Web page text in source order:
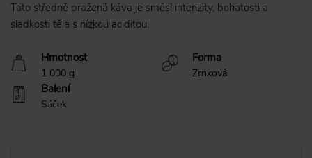
Tato středně pražená káva je směsí intenzity, bohatosti a
sladkosti těla s nízkou aciditou.
Hmotnost
1 000 g
Forma
Zrnková
Balení
Sáček